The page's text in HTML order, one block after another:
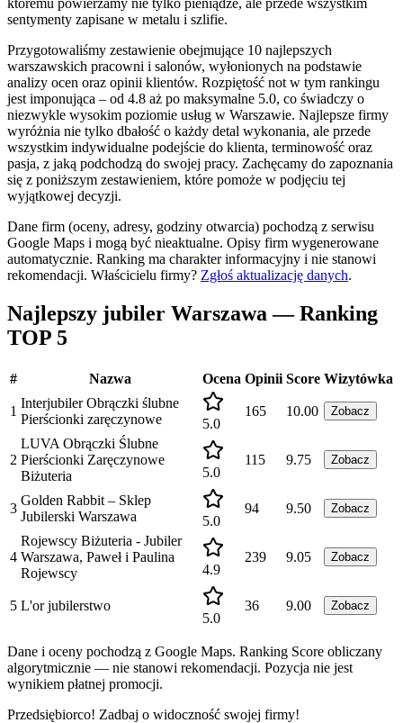
sentymenty zapisane w metalu i szlifie.
Przygotowaliśmy zestawienie obejmujące 10 najlepszych
warszawskich pracowni i salonów, wyłonionych na podstawie
analizy ocen oraz opinii klientów. Rozpiętość not w tym rankingu
jest imponująca – od 4.8 aż po maksymalne 5.0, co świadczy o
niezwykle wysokim poziomie usług w Warszawie. Najlepsze firmy
wyróżnia nie tylko dbałość o każdy detal wykonania, ale przede
wszystkim indywidualne podejście do klienta, terminowość oraz
pasja, z jaką podchodzą do swojej pracy. Zachęcamy do zapoznania
się z poniższym zestawieniem, które pomoże w podjęciu tej
wyjątkowej decyzji.
Dane firm (oceny, adresy, godziny otwarcia) pochodzą z serwisu
Google Maps i mogą być nieaktualne. Opisy firm wygenerowane
automatycznie. Ranking ma charakter informacyjny i nie stanowi
rekomendacji. Właścicielu firmy? Zgłoś aktualizację danych.
Najlepszy jubiler Warszawa — Ranking
TOP 5
# Nazwa Ocena Opinii Score Wizytówka
1
Interjubiler Obrączki ślubne
Pierścionki zaręczynowe
5.0
165 10.00 Zobacz
2
LUVA Obrączki Ślubne
Pierścionki Zaręczynowe
Biżuteria
5.0
115 9.75 Zobacz
3
Golden Rabbit – Sklep
Jubilerski Warszawa
5.0
94 9.50 Zobacz
4
Rojewscy Biżuteria - Jubiler
Warszawa, Paweł i Paulina
Rojewscy
4.9
239 9.05 Zobacz
5 L'or jubilerstwo
5.0
36 9.00 Zobacz
Dane i oceny pochodzą z Google Maps. Ranking Score obliczany
algorytmicznie — nie stanowi rekomendacji. Pozycja nie jest
wynikiem płatnej promocji.
Przedsiębiorco! Zadbaj o widoczność swojej firmy!